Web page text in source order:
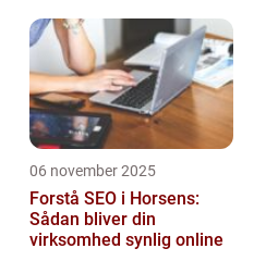
06 november 2025
Forstå SEO i Horsens:
Sådan bliver din
virksomhed synlig online